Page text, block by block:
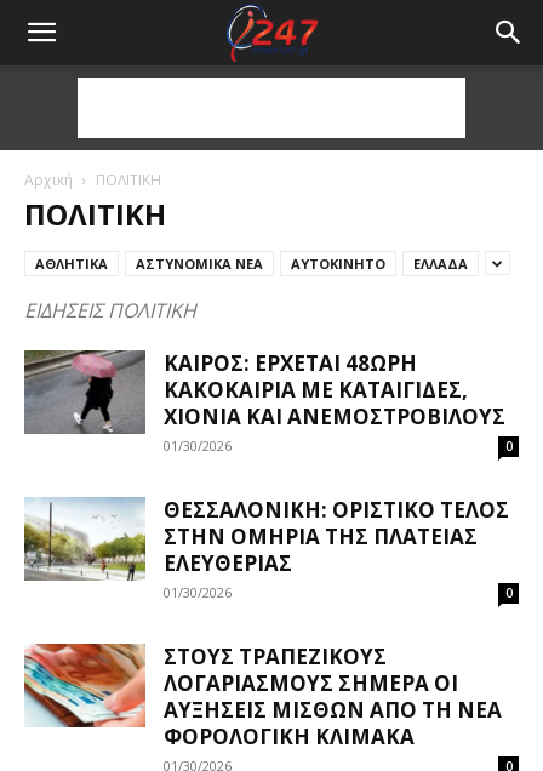
Αρχική ΠΟΛΙΤΙΚΗ
ΠΟΛΙΤΙΚΗ
ΑΘΛΗΤΙΚΑ ΑΣΤΥΝΟΜΙΚΑ ΝΕΑ ΑΥΤΟΚΙΝΗΤΟ ΕΛΛΑΔΑ
ΕΙΔΗΣΕΙΣ ΠΟΛΙΤΙΚΗ
ΚΑΙΡΌΣ: ΈΡΧΕΤΑΙ 48ΩΡΗ
ΚΑΚΟΚΑΙΡΊΑ ΜΕ ΚΑΤΑΙΓΊΔΕΣ,
ΧΙΌΝΙΑ ΚΑΙ ΑΝΕΜΟΣΤΡΌΒΙΛΟΥΣ
01/30/2026 0
ΘΕΣΣΑΛΟΝΊΚΗ: ΟΡΙΣΤΙΚΌ ΤΈΛΟΣ
ΣΤΗΝ ΟΜΗΡΊΑ ΤΗΣ ΠΛΑΤΕΊΑΣ
ΕΛΕΥΘΕΡΊΑΣ
01/30/2026 0
ΣΤΟΥΣ ΤΡΑΠΕΖΙΚΟΎΣ
ΛΟΓΑΡΙΑΣΜΟΎΣ ΣΉΜΕΡΑ ΟΙ
ΑΥΞΉΣΕΙΣ ΜΙΣΘΏΝ ΑΠΌ ΤΗ ΝΈΑ
ΦΟΡΟΛΟΓΙΚΉ ΚΛΊΜΑΚΑ
01/30/2026 0